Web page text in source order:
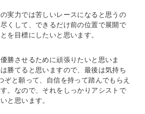
実力では苦しいレースになると思うの
くして、できるだけ前の位置で展開で
を目標にしたいと思います。
勝させるために頑張りたいと思いま
勝てると思いますので、最後は気持ち
と願って、自信を持って踏んでもらえ
。なので、それをしっかりアシストで
と思います。